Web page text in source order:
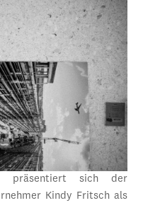
präsentiert sich der
Kindy Fritsch als